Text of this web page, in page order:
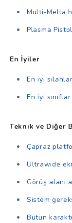
Multi-Melta
Plasma
En İyiler
En iyi silahlar
En iyi sınıflar
Teknik ve Diğer
Çapraz
Ultrawide
Görüş alanı
Sistem
Bütün